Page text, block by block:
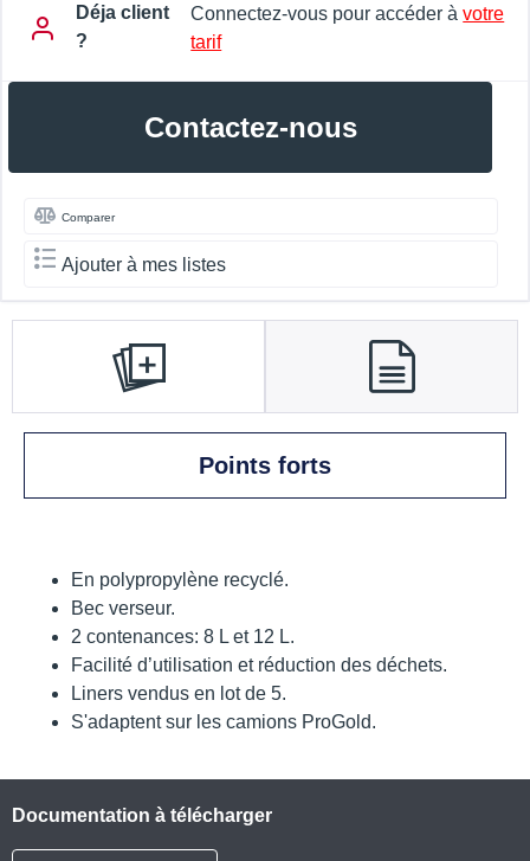
Déja client
?
Connectez-vous pour accéder àvotre
tarif
Contactez-nous
Comparer
Ajouter à mes listes
Points forts
En polypropylène recyclé.
Bec verseur.
2 contenances: 8 L et 12 L.
Facilité d’utilisation et réduction des déchets.
Liners vendus en lot de 5.
S'adaptent sur les camions ProGold.
Documentation à télécharger